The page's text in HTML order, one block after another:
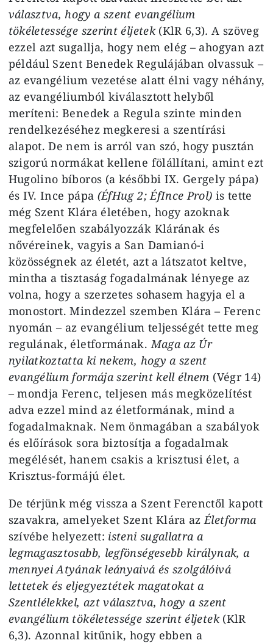
választva, hogy a szent evangélium
tökéletessége szerint éljetek (KlR 6,3). A szöveg
ezzel azt sugallja, hogy nem elég – ahogyan azt
például Szent Benedek Regulájában olvassuk –
az evangélium vezetése alatt élni vagy néhány,
az evangéliumból kiválasztott helyből
meríteni: Benedek a Regula szinte minden
rendelkezéséhez megkeresi a szentírási
alapot. De nem is arról van szó, hogy pusztán
szigorú normákat kellene fölállítani, amint ezt
Hugolino bíboros (a későbbi IX. Gergely pápa)
és IV. Ince pápa (ÉfHug 2; ÉfInce Prol) is tette
még Szent Klára életében, hogy azoknak
megfelelően szabályozzák Klárának és
nővéreinek, vagyis a San Damianó-i
közösségnek az életét, azt a látszatot keltve,
mintha a tisztaság fogadalmának lényege az
volna, hogy a szerzetes sohasem hagyja el a
monostort. Mindezzel szemben Klára – Ferenc
nyomán – az evangélium teljességét tette meg
regulának, életformának. Maga az Úr
nyilatkoztatta ki nekem, hogy a szent
evangélium formája szerint kell élnem (Végr 14)
– mondja Ferenc, teljesen más megközelítést
adva ezzel mind az életformának, mind a
fogadalmaknak. Nem önmagában a szabályok
és előírások sora biztosítja a fogadalmak
megélését, hanem csakis a krisztusi élet, a
Krisztus-formájú élet.
De térjünk még vissza a Szent Ferenctől kapott
szavakra, amelyeket Szent Klára az Életforma
szívébe helyezett: isteni sugallatra a
legmagasztosabb, legfönségesebb királynak, a
mennyei Atyának leányaivá és szolgálóivá
lettetek és eljegyeztétek magatokat a
Szentlélekkel, azt választva, hogy a szent
evangélium tökéletessége szerint éljetek (KlR
6,3). Azonnal kitűnik, hogy ebben a